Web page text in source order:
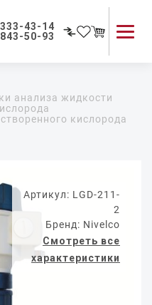
43-14
50-93
Применение приборов
Как мы работаем
анализа жидкости
кислорода
Артикул: LGD-211-
2
Бренд: Nivelco
Смотреть все
характеристики